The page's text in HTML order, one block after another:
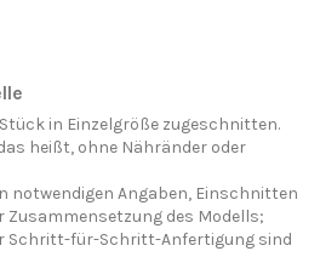
in Einzelgröße zugeschnitten.
heißt, ohne Nähränder oder
notwendigen Angaben, Einschnitten
Zusammensetzung des Modells;
Schritt-für-Schritt-Anfertigung sind